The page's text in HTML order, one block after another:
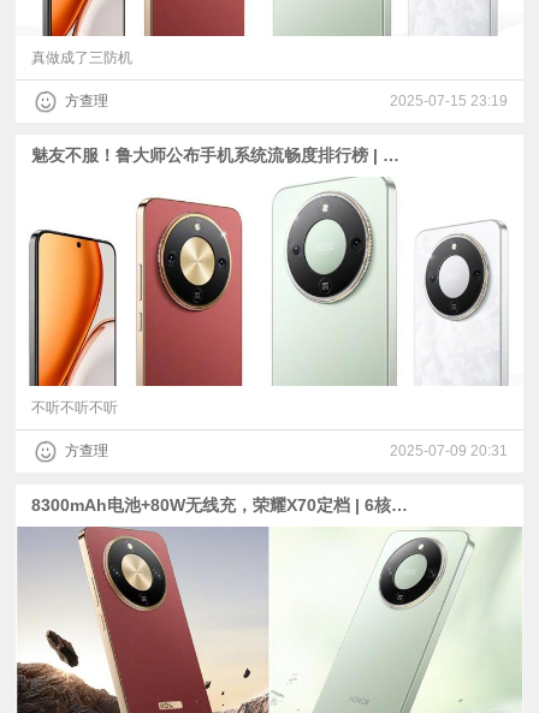
讯
测
视
普
验
真做成了三防机
方查理 2025-07-15 23:19
魅友不服！鲁大师公布手机系统流畅度排行榜 | 带三防认证，荣耀X70具体规格曝光
不听不听不听
方查理 2025-07-09 20:31
8300mAh电池+80W无线充，荣耀X70定档 | 6核版骁龙8 Gen 3？小新平板Pro GT基本规格公布